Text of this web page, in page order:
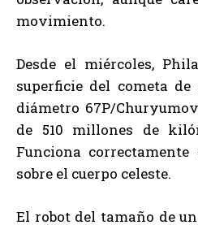
movimiento.
Desde el miércoles,
superficie del cometa
diámetro 67P/
de 510 millones de
Funciona
sobre el cuerpo celeste.
El robot del tamaño de